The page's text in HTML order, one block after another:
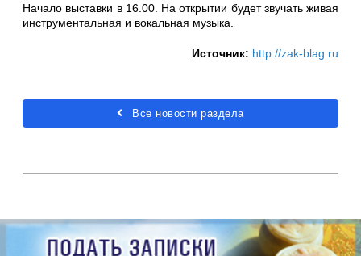
Начало выставки в 16.00. На открытии будет звучать живая
инструментальная и вокальная музыка.
Источник: http://zak-blag.ru
Все новости раздела